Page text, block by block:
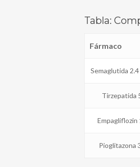
Tabla:
Fármaco
Semaglutida
Tirzepatida
Empagliflozin
Pioglitazona